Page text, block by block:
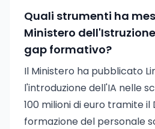
Quali strumenti ha
Ministero
gap formativo?
Il Ministero ha pubblicato
l'introduzione dell'IA nelle
100 milioni di euro tramite il
formazione del personale